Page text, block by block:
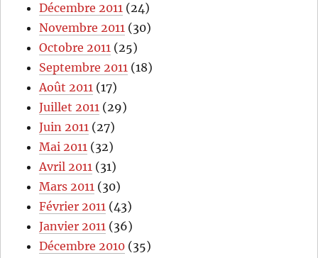
Décembre 2011 (24)
Novembre 2011 (30)
Octobre 2011 (25)
Septembre 2011 (18)
Août 2011 (17)
Juillet 2011 (29)
Juin 2011 (27)
Mai 2011 (32)
Avril 2011 (31)
Mars 2011 (30)
Février 2011 (43)
Janvier 2011 (36)
Décembre 2010 (35)